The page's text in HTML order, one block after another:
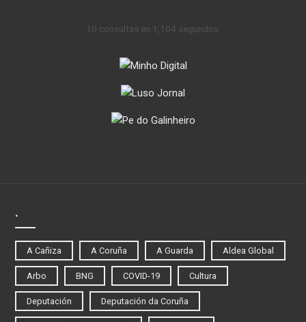
10 consultas en 1,104 segundos.
.
A Cañiza A Coruña A Guarda Aldea Global
Arbo BNG COVID-19 Cultura
Deputación Deputación da Coruña